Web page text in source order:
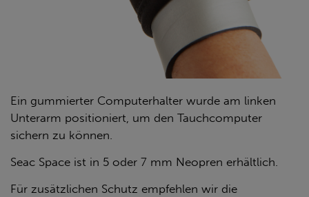
Ein gummierter Computerhalter wurde am linken
Unterarm positioniert, um den Tauchcomputer
sichern zu können.
Seac Space ist in 5 oder 7 mm Neopren erhältlich.
Für zusätzlichen Schutz empfehlen wir die